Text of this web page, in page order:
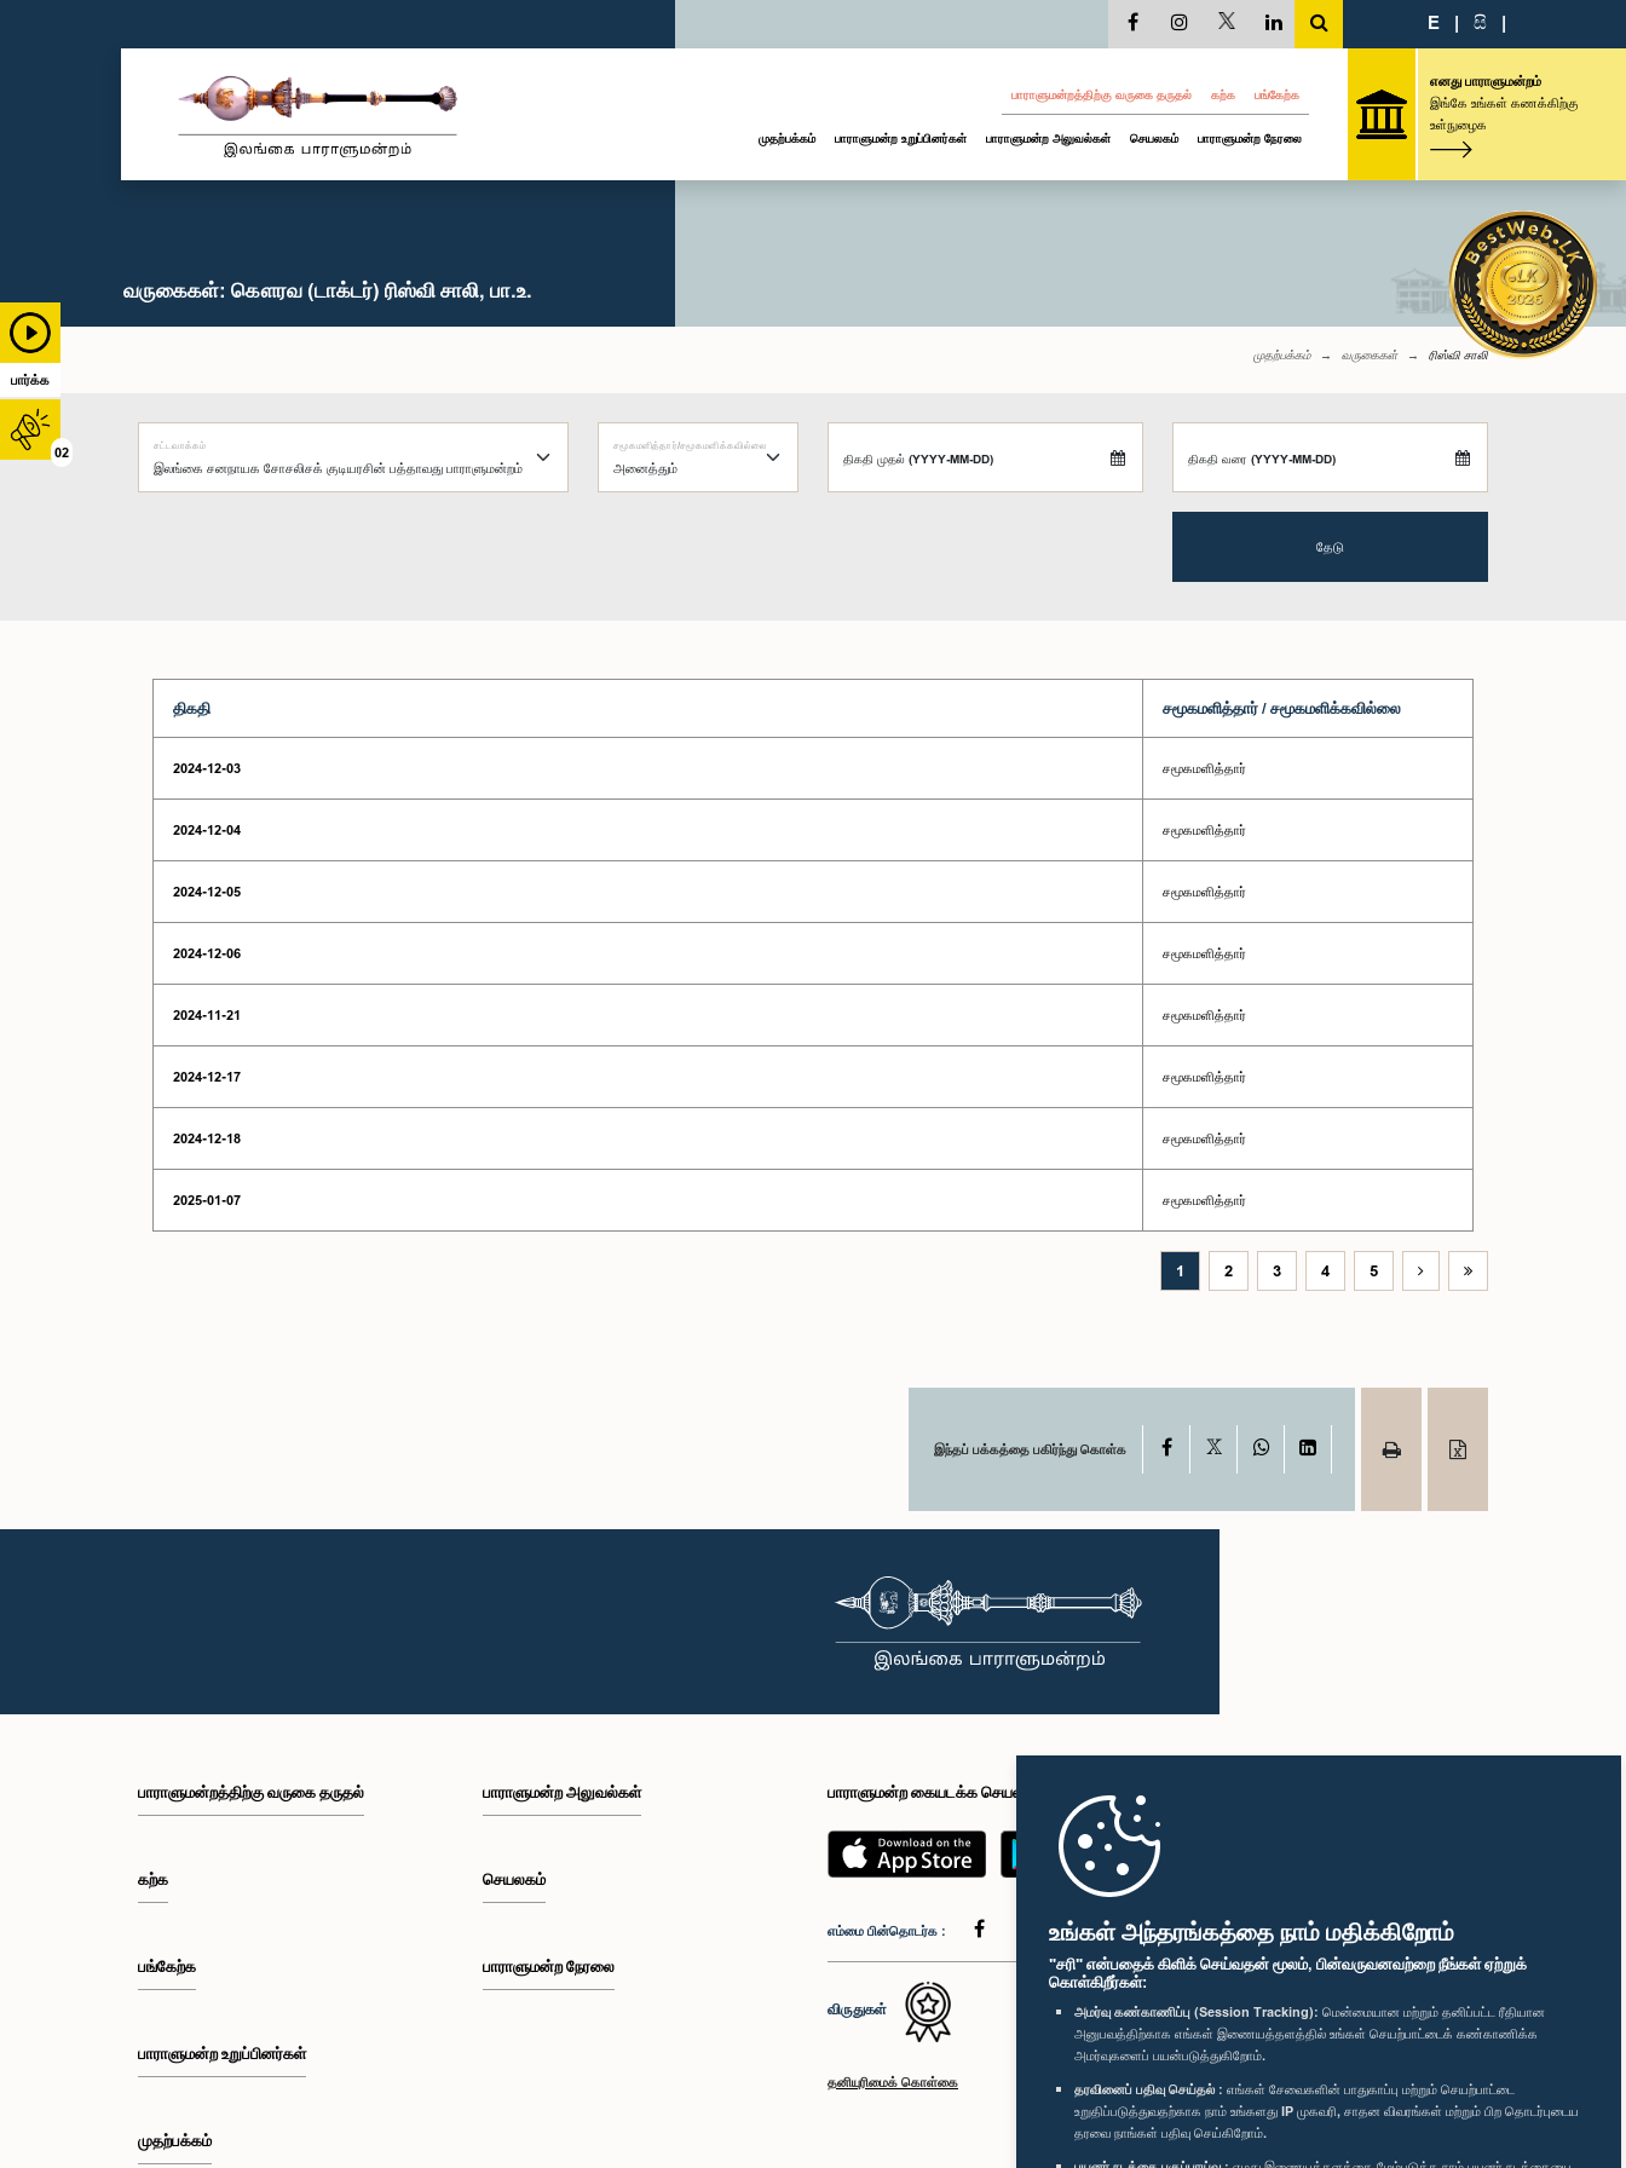
உங்கள் அந்தரங்கத்தை நாம் மதிக்கிறோம்
"சரி" என்பதைக் கிளிக் செய்வதன் மூலம், பின்வருவனவற்றை நீங்கள் ஏற்றுக்
கொள்கிறீர்கள்:
அமர்வு கண்காணிப்பு (Session Tracking): மென்மையான மற்றும் தனிப்பட்ட ரீதியான
அனுபவத்திற்காக எங்கள் இணையத்தளத்தில் உங்கள் செயற்பாட்டைக் கண்காணிக்க
அமர்வுகளைப் பயன்படுத்துகிறோம்.
தரவினைப் பதிவு செய்தல் : எங்கள் சேவைகளின் பாதுகாப்பு மற்றும் செயற்பாட்டை
உறுதிப்படுத்துவதற்காக நாம் உங்களது IP முகவரி, சாதன விவரங்கள் மற்றும் பிற தொடர்புடைய
தரவை நாங்கள் பதிவு செய்கிறோம்.
பார்க்க
02
E | සි |
பாராளுமன்றத்திற்கு வருகை தருதல் கற்க பங்கேற்க
முதற்பக்கம் பாராளுமன்ற உறுப்பினர்கள் பாராளுமன்ற அலுவல்கள் செயலகம் பாராளுமன்ற நேரலை
எனது பாராளுமன்றம்
இங்கே உங்கள் கணக்கிற்கு
உள்நுழைக
வருகைகள்: கௌரவ (டாக்டர்) ரிஸ்வி சாலி, பா.உ.
முதற்பக்கம் வருகைகள் ரிஸ்வி சாலி
சட்டவாக்கம் சமூகமளித்தார்/சமூகமளிக்கவில்லை
திகதி முதல் (YYYY-MM-DD) திகதி வரை (YYYY-MM-DD)
தேடு
திகதி சமூகமளித்தார் / சமூகமளிக்கவில்லை
2024-12-03 சமூகமளித்தார்
2024-12-04 சமூகமளித்தார்
2024-12-05 சமூகமளித்தார்
2024-12-06 சமூகமளித்தார்
2024-11-21 சமூகமளித்தார்
2024-12-17 சமூகமளித்தார்
2024-12-18 சமூகமளித்தார்
2025-01-07 சமூகமளித்தார்
1 2 3 4 5
இந்தப் பக்கத்தை பகிர்ந்து கொள்க Facebook WhatsAppLinkedIn
பாராளுமன்றத்திற்கு வருகை தருதல்
கற்க
பங்கேற்க
பாராளுமன்ற உறுப்பினர்கள்
முதற்பக்கம்
பாராளுமன்ற அலுவல்கள்
செயலகம்
பாராளுமன்ற நேரலை
பாராளுமன்ற கையடக்க செயலி
எம்மை பின்தொடர்க :
விருதுகள்
தனியுரிமைக் கொள்கை